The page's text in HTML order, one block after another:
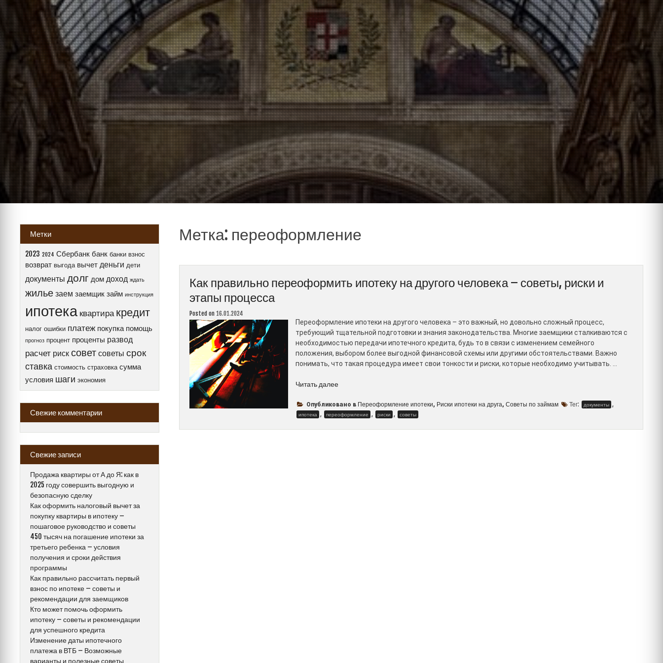
Метка: переоформление
Как правильно переоформить ипотеку на другого человека – советы, риски и
этапы процесса
Posted on 16.01.2024
Переоформление ипотеки на другого человека – это важный, но довольно сложный процесс,
требующий тщательной подготовки и знания законодательства. Многие заемщики сталкиваются с
необходимостью передачи ипотечного кредита, будь то в связи с изменением семейного
положения, выбором более выгодной финансовой схемы или другими обстоятельствами. Важно
понимать, что такая процедура имеет свои тонкости и риски, которые необходимо учитывать. …
Читать далее“Как
переоформить
ипотеку
Опубликовано в Переоформление ипотеки, Риски ипотеки на друга, Советы по займам Тег: документы ,
ипотека , переоформление , риски , советы
Метки
2023 2024 Сбербанк банк банки взнос
возврат выгода вычет деньги дети
документы долг дом доход ждать
жилье заем заемщик займ инструкция
ипотека квартира кредит
налог ошибки платеж покупка помощь
прогноз процент проценты развод
расчет риск совет советы срок
ставка стоимость страховка сумма
условия шаги экономия
Свежие комментарии
Свежие записи
Продажа квартиры от А до Я: как в
2025 году совершить выгодную и
безопасную сделку
Как оформить налоговый вычет за
покупку квартиры в ипотеку –
пошаговое руководство и советы
450 тысяч на погашение ипотеки за
третьего ребенка – условия
получения и сроки действия
программы
Как правильно рассчитать первый
взнос по ипотеке – советы и
рекомендации для заемщиков
Кто может помочь оформить
ипотеку – советы и рекомендации
для успешного кредита
Изменение даты ипотечного
платежа в ВТБ – Возможные
варианты и полезные советы